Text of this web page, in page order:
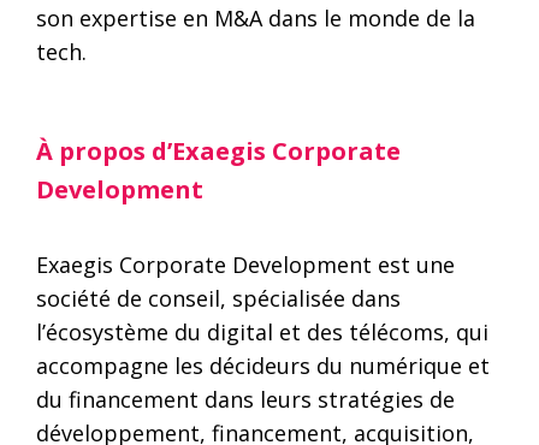
son expertise en M&A dans le monde de la
tech.
À propos d’Exaegis Corporate
Development
Exaegis Corporate Development est une
société de conseil, spécialisée dans
l’écosystème du digital et des télécoms, qui
accompagne les décideurs du numérique et
du financement dans leurs stratégies de
développement, financement, acquisition,